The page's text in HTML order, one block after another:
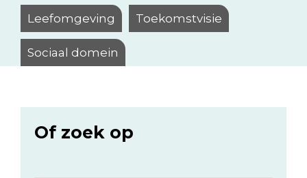
Leefomgeving Toekomstvisie
Sociaal domein
Of zoek op